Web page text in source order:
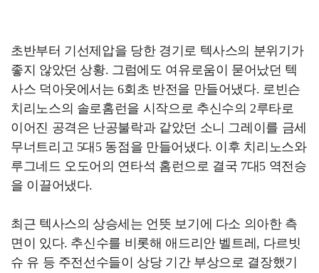
초반부터 기선제압을 당한 경기로 텍사스의 분위기가
좋지 않았던 상황. 그럼에도 여유로움이 묻어났던 텍
사스 덕아웃에서는 6회초 반전을 만들어냈다. 로빈슨
치리노스의 솔로홈런을 시작으로 추신수의 2루타로
이어진 공격은 난공불락과 같았던 소니 그레이를 금세
무너트리고 5대5 동점을 만들어냈다. 이후 치리노스와
루그네드 오도어의 연타석 홈런으로 결국 7대5 역전승
을 이끌어냈다.
최근 텍사스의 상승세는 언뜻 보기에 다소 의아한 측
면이 있다. 추신수를 비롯해 애드리안 벨트레, 다르빗
슈 유 등 주전선수들이 상당 기간 부상으로 결장했기